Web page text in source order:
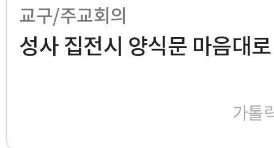
교구/주교회의
성사 집전시 양식문 마음대로
가톨